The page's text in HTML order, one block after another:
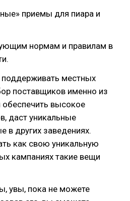
приемы для пиара и
нормам и правилам в
местных
поставщиков именно из
высокое
даст уникальные
в других заведениях.
как свою уникальную
кампаниях такие вещи
увы, пока не можете